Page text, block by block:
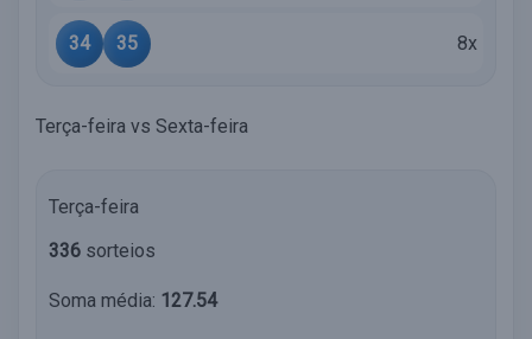
34 35 8x
Terça-feira vs Sexta-feira
Terça-feira
336 sorteios
Soma média: 127.54